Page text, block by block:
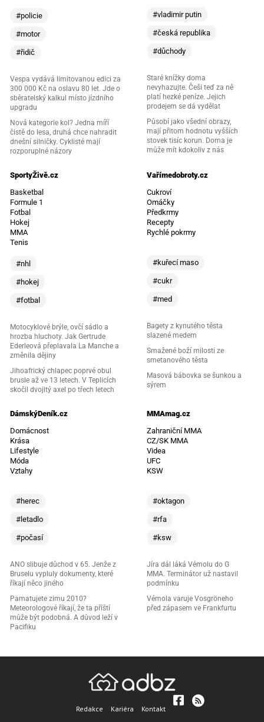
#policie
#motor
#řidič
Vespa vydává limitovanou edici za
300 000 Kč na oslavu 80 let. Jde o
sběratelský kalkul místo jízdního
upgradu
Nová kategorie kol? Jedna míří
čistě do lesa, druhá chce nahradit
dnešní silničky. Cyklisté mají
rozporuplné názory
#vladimir putin
#česká republika
#důchody
Staré knížky doma
nevyhazujte. Češi teď za ně
platí hezké peníze. Jejich
prodejem se dá vydělat
Působí jako všední obrazy,
mají přitom hodnotu vyšších
stovek tisíc korun. Doma je
může mít kdokoliv z nás
SportyŽivě.cz
Basketbal
Formule 1
Fotbal
Hokej
MMA
Tenis
#nhl
#hokej
#fotbal
Motocyklové brýle, ovčí sádlo a
hrozba hluchoty. Jak Gertrude
Ederleová přeplavala La Manche a
změnila dějiny
Jihoafrický chlapec poprvé obul
brusle až ve 13 letech. V Teplicích
skočil dvojitý axel po třech letech
Vařímedobroty.cz
Cukroví
Omáčky
Předkrmy
Recepty
Rychlé pokrmy
#kuřecí maso
#cukr
#med
Bagety z kynutého těsta
slazené medem
Smažené boží milosti ze
smetanového těsta
Masová bábovka se šunkou a
sýrem
DámskýDeník.cz
Domácnost
Krása
Lifestyle
Móda
Vztahy
#herec
#letadlo
#počasí
ANO slibuje důchod v 65. Jenže z
Bruselu vypluly dokumenty, které
říkají něco jiného
Pamatujete zimu 2010?
Meteorologové říkají, že ta příští
může být podobná. A důvod leží v
Pacifiku
MMAmag.cz
Zahraniční MMA
CZ/SK MMA
Videa
UFC
KSW
#oktagon
#rfa
#ksw
Jíra dál láká Vémolu do G
MMA. Terminátor už nastavil
podmínku
Vémola varuje Vosgröneho
před zápasem ve Frankfurtu
Redakce Kariéra Kontakt